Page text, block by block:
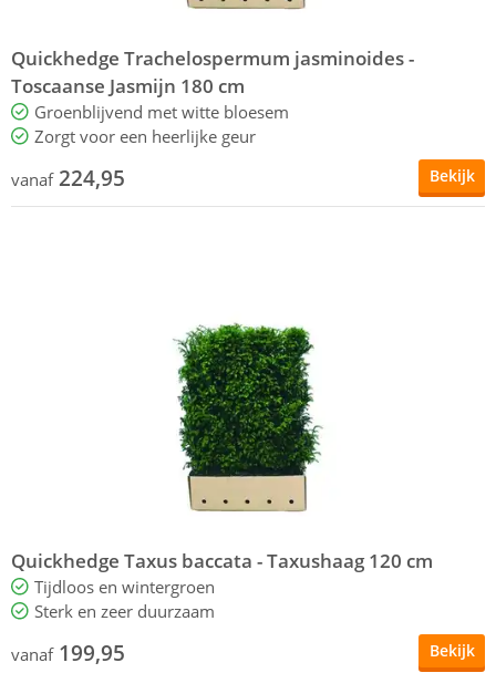
Quickhedge Trachelospermum jasminoides -
Toscaanse Jasmijn 180 cm
Groenblijvend met witte bloesem
Zorgt voor een heerlijke geur
vanaf 224,95 Bekijk
Quickhedge Taxus baccata - Taxushaag 120 cm
Tijdloos en wintergroen
Sterk en zeer duurzaam
vanaf 199,95 Bekijk